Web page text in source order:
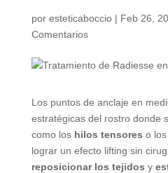
por esteticaboccio| Feb 26,
Comentarios
Los puntos de anclaje en
estratégicas del rostro donde
como loshilos tensores o los
lograr un efecto lifting sin
reposicionar los tejidos y